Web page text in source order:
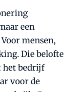
een
mensen,
Die belofte
het bedrijf
voor de